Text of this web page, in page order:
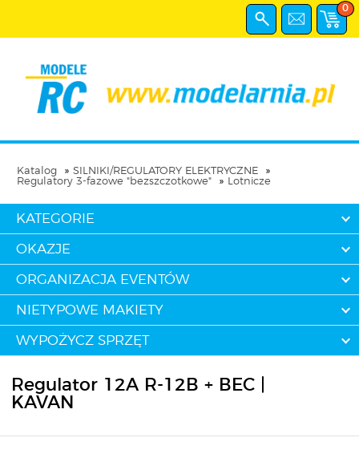
0
Katalog
SILNIKI/REGULATORY ELEKTRYCZNE
Regulatory 3-fazowe "bezszczotkowe"
Lotnicze
KATEGORIE
OKAZJE
ORGANIZACJA EVENTÓW
NIETYPOWE MAKIETY
WYPOŻYCZ SPRZĘT
Regulator 12A R-12B + BEC |
KAVAN